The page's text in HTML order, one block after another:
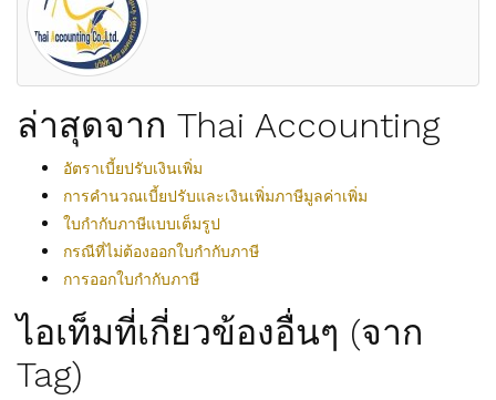
ล่าสุดจาก Thai Accounting
อัตราเบี้ยปรับเงินเพิ่ม
การคำนวณเบี้ยปรับและเงินเพิ่มภาษีมูลค่าเพิ่ม
ใบกำกับภาษีแบบเต็มรูป
กรณีที่ไม่ต้องออกใบกำกับภาษี
การออกใบกำกับภาษี
ไอเท็มที่เกี่ยวข้องอื่นๆ (จาก
Tag)